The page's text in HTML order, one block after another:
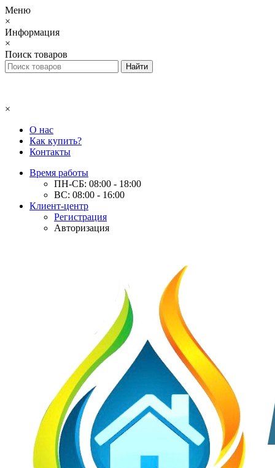
Меню
×
Информация
×
Поиск товаров
×
О нас
Как купить?
Контакты
Время работы
ПН-СБ: 08:00 - 18:00
ВС: 08:00 - 16:00
Клиент-центр
Регистрация
Авторизация